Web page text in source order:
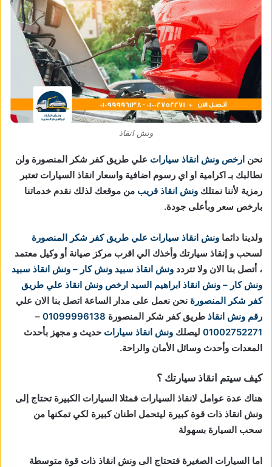
ونش انقاذ
نحن ارخص ونش انقاذ سيارات علي طريق كفر شكر المنصورة ولن
نطالبك بـ اكرامية او اي رسوم اضافية واسعار انقاذ السيارات تعتبر
رمزية لأننا نمتلك ونش انقاذ قريب من موقعك لذلك نقدم خدماتنا
بارخص سعر وبأعلى جودة.
ولدينا دائما ونش انقاذ سيارات علي طريق كفر شكر المنصورة
لسحب و إنقاذ سيارتك وأخذك الي اقرب مركز صيانة أو وكيل معتمد
، أتصل بنا الان ولا تتردد ونش انقاذ سبيد ونش كار – ونش انقاذ سبيد
ونش كار – ونش انقاذ ابراهيم السيد ارخص ونش انقاذ علي طريق
كفر شكر المنصورة نحن نعمل على مدار الساعة اتصل بنا الان علي
رقم ونش انقاذ طريق كفر شكر المنصورة 01099996138
–
01002752271 ليصلك ونش انقاذ سيارات حديث و مجهز بأحدث
المعدات وأحدث وسائل الأمان والراحة.
كيف سيتم انقاذ سيارتك ؟
هناك عدة عوامل لانقاذ السيارات فمثلا السيارات الكبيرة تحتاج إلى
ونش انقاذ ذات قوة كبيرة ليتحمل اطنان كبيرة لكي تمكنها من
سحب السيارة بسهولة
اما السيارات الصغيرة فتحتاج الى ونش انقاذ ذات قوة متوسطة